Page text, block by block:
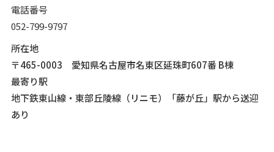
電話番号
052-799-9797
所在地
〒465-0003 愛知県名古屋市名東区延珠町607番 B棟
最寄り駅
地下鉄東山線・東部丘陵線（リニモ）「藤が丘」駅から送迎
あり